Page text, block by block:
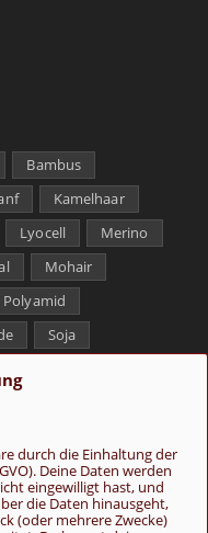
durch die Einhaltung der
Deine Daten werden
eingewilligt hast, und
die Daten hinausgeht,
(oder mehrere Zwecke)
Bambus
Kamelhaar
Lyocell
Merino
Mohair
Polyamid
Soja